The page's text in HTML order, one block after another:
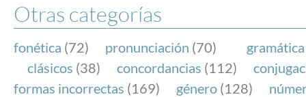
FundéuRAE es una fundación patrocinada por la
y la Real Academia Española, cuyo objetivo es
el buen uso del español en los medios de
Internet.
Otras categorías
fonética (72) pronunciación (70) gramática
clásicos (38) concordancias (112)
formas incorrectas (169) género (128)